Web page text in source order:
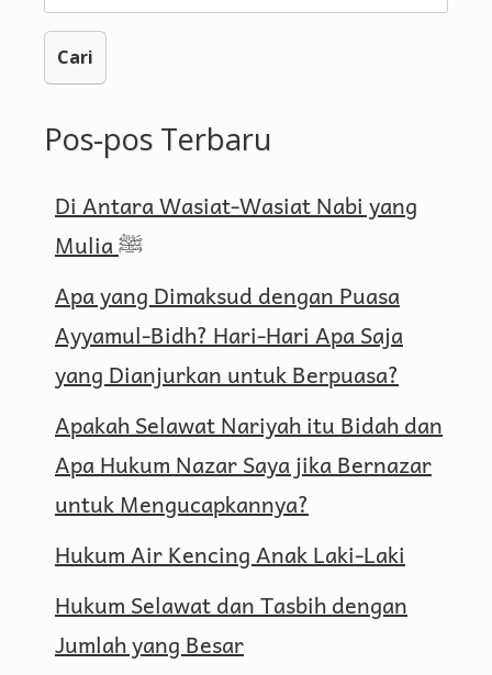
untuk:
Pos-pos Terbaru
Di Antara Wasiat-Wasiat Nabi yang
Mulia ﷺ
Apa yang Dimaksud dengan Puasa
Ayyamul-Bidh? Hari-Hari Apa Saja
yang Dianjurkan untuk Berpuasa?
Apakah Selawat Nariyah itu Bidah dan
Apa Hukum Nazar Saya jika Bernazar
untuk Mengucapkannya?
Hukum Air Kencing Anak Laki-Laki
Hukum Selawat dan Tasbih dengan
Jumlah yang Besar